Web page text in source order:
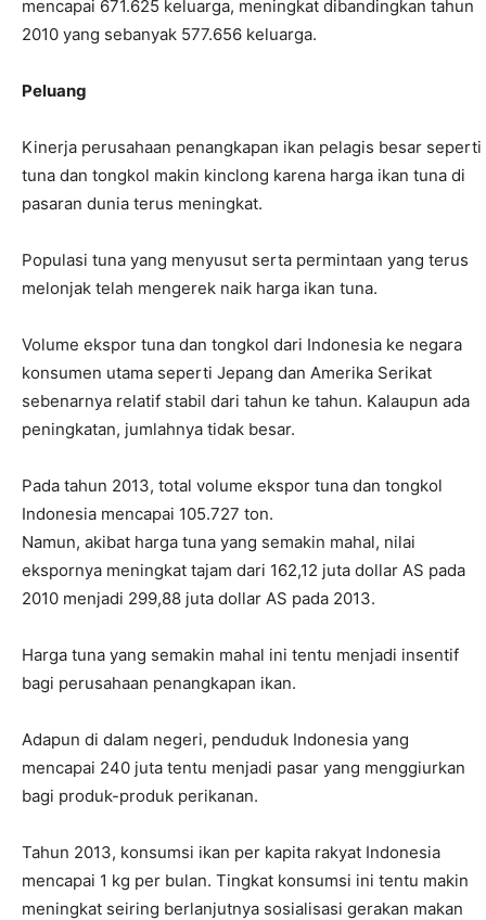
mencapai 671.625 keluarga, meningkat dibandingkan tahun
2010 yang sebanyak 577.656 keluarga.
Peluang
Kinerja perusahaan penangkapan ikan pelagis besar seperti
tuna dan tongkol makin kinclong karena harga ikan tuna di
pasaran dunia terus meningkat.
Populasi tuna yang menyusut serta permintaan yang terus
melonjak telah mengerek naik harga ikan tuna.
Volume ekspor tuna dan tongkol dari Indonesia ke negara
konsumen utama seperti Jepang dan Amerika Serikat
sebenarnya relatif stabil dari tahun ke tahun. Kalaupun ada
peningkatan, jumlahnya tidak besar.
Pada tahun 2013, total volume ekspor tuna dan tongkol
Indonesia mencapai 105.727 ton.
Namun, akibat harga tuna yang semakin mahal, nilai
ekspornya meningkat tajam dari 162,12 juta dollar AS pada
2010 menjadi 299,88 juta dollar AS pada 2013.
Harga tuna yang semakin mahal ini tentu menjadi insentif
bagi perusahaan penangkapan ikan.
Adapun di dalam negeri, penduduk Indonesia yang
mencapai 240 juta tentu menjadi pasar yang menggiurkan
bagi produk-produk perikanan.
Tahun 2013, konsumsi ikan per kapita rakyat Indonesia
mencapai 1 kg per bulan. Tingkat konsumsi ini tentu makin
meningkat seiring berlanjutnya sosialisasi gerakan makan